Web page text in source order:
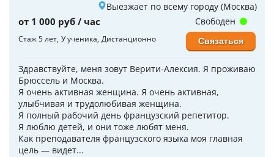
Выезжает по всему городу (Москва)
от 1 000 руб / час
Стаж 5 лет У ученика Дистанционно
Здравствуйте, меня зовут Верити-Алексия. Я проживаю
Брюссель и Москва.
Я очень активная женщина. Я очень активная,
улыбчивая и трудолюбивая женщина.
Я полный рабочий день французский репетитор.
Я люблю детей, и они тоже любят меня.
Как преподавателя французского языка моя главная
цель — видет...
Свободен
Связаться